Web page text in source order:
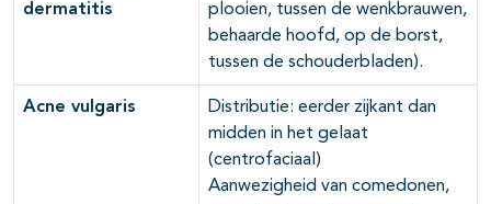
dermatitis
plooien, tussen de wenkbrauwen,
behaarde hoofd, op de borst,
tussen de schouderbladen).
Acne vulgaris
Distributie: eerder zijkant dan
midden in het gelaat
(centrofaciaal)
Aanwezigheid van comedonen,